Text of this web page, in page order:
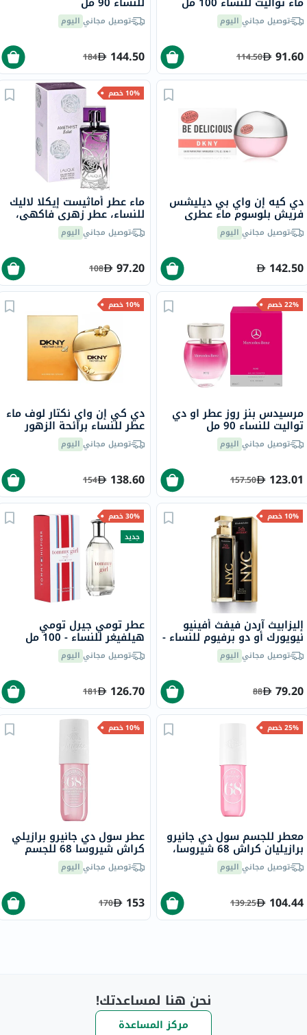
توصيل مجاني اليوم
91.60
114.50
توصيل مجاني اليوم
144.50
184
دي كيه إن واي بي ديليشس
فريش بلوسوم ماء عطري
للنساء - عطر زهري 100 مل
توصيل مجاني اليوم
142.50
10% خصم
ماء عطر أماثيست إيكلا لاليك
للنساء، عطر زهري فاكهي،
100 ملتوصيل مجاني اليوم
97.20
108
22% خصم
مرسيدس بنز روز عطر او دي
تواليت للنساء 90 مل
توصيل مجاني اليوم
123.01
157.50
10% خصم
دي كي إن واي نكتار لوف ماء
عطر للنساء برائحة الزهور
100 ملتوصيل مجاني اليوم
138.60
154
10% خصم
إليزابيث آردن فيفث أفينيو
نيويورك أو دو برفيوم للنساء -
عطر زهري فاخر 125 مل
توصيل مجاني اليوم
79.20
88
30% خصم
جديد
عطر تومي جيرل تومي
هيلفيغر للنساء - 100 مل
توصيل مجاني اليوم
126.70
181
25% خصم
معطر للجسم سول دي جانيرو
برازيليان كراش 68 شيروسا،
90 ملتوصيل مجاني اليوم
104.44
139.25
10% خصم
عطر سول دي جانيرو برازيلي
كراش شيروسا 68 للجسم
240 ملتوصيل مجاني اليوم
153
170
نحن هنا لمساعدتك!
مركز المساعدة